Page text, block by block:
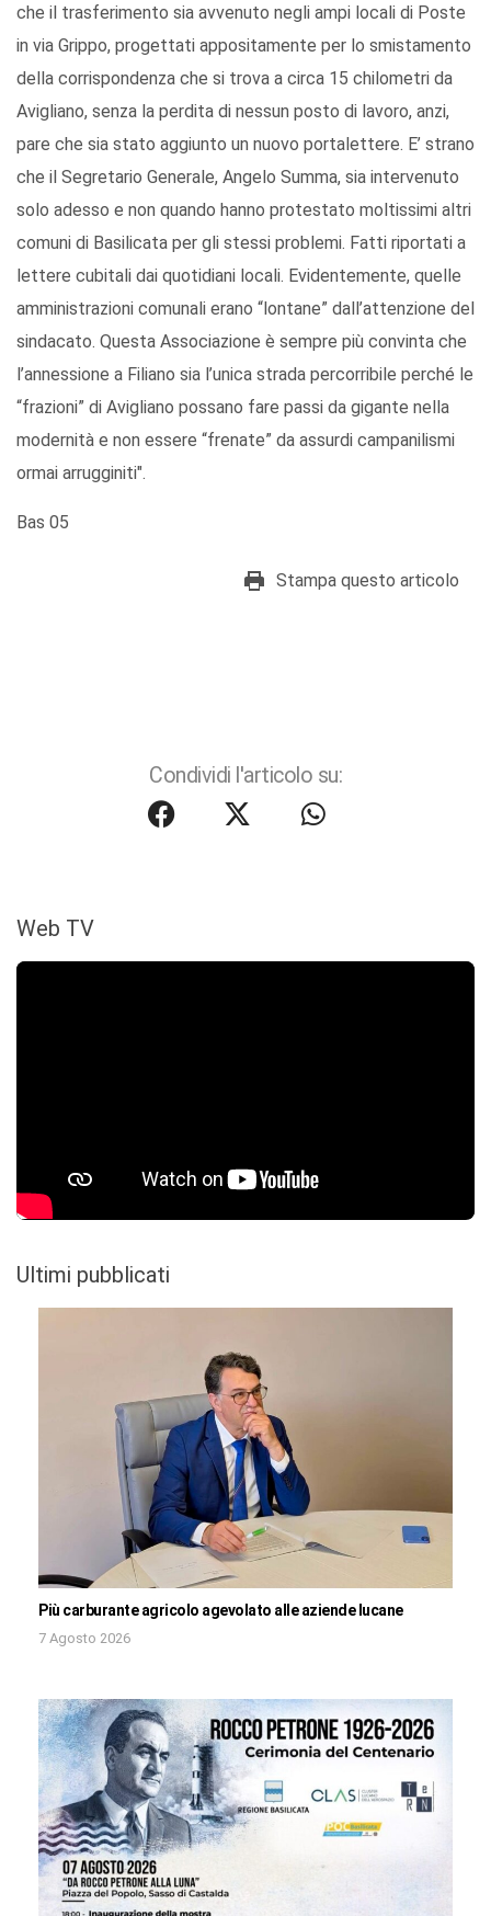
che il trasferimento sia avvenuto negli ampi locali di Poste
in via Grippo, progettati appositamente per lo smistamento
della corrispondenza che si trova a circa 15 chilometri da
Avigliano, senza la perdita di nessun posto di lavoro, anzi,
pare che sia stato aggiunto un nuovo portalettere. E’ strano
che il Segretario Generale, Angelo Summa, sia intervenuto
solo adesso e non quando hanno protestato moltissimi altri
comuni di Basilicata per gli stessi problemi. Fatti riportati a
lettere cubitali dai quotidiani locali. Evidentemente, quelle
amministrazioni comunali erano “lontane” dall’attenzione del
sindacato. Questa Associazione è sempre più convinta che
l’annessione a Filiano sia l’unica strada percorribile perché le
“frazioni” di Avigliano possano fare passi da gigante nella
modernità e non essere “frenate” da assurdi campanilismi
ormai arrugginiti".
Bas 05
Stampa questo articolo
Condividi l'articolo su:
Web TV
Ultimi pubblicati
Più carburante agricolo agevolato alle aziende lucane
7 Agosto 2026